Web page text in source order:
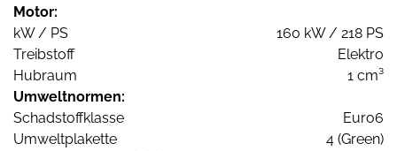
Motor:
kW / PS
160 kW / 218 PS
Treibstoff
Elektro
Hubraum
1 cm³
Umweltnormen:
Schadstoffklasse
Euro6
Umweltplakette
4 (Green)